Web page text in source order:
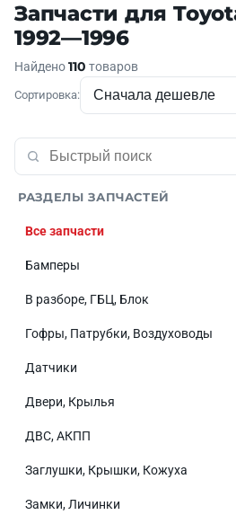
Запчасти для
1992—1996
Найдено110 товаров
Сортировка:
РАЗДЕЛЫ ЗАПЧАСТЕЙ
Все запчасти
Бамперы
В разборе, ГБЦ, Блок
Гофры, Патрубки, Воздуховоды
Датчики
Двери, Крылья
ДВС, АКПП
Заглушки, Крышки, Кожуха
Замки, Личинки